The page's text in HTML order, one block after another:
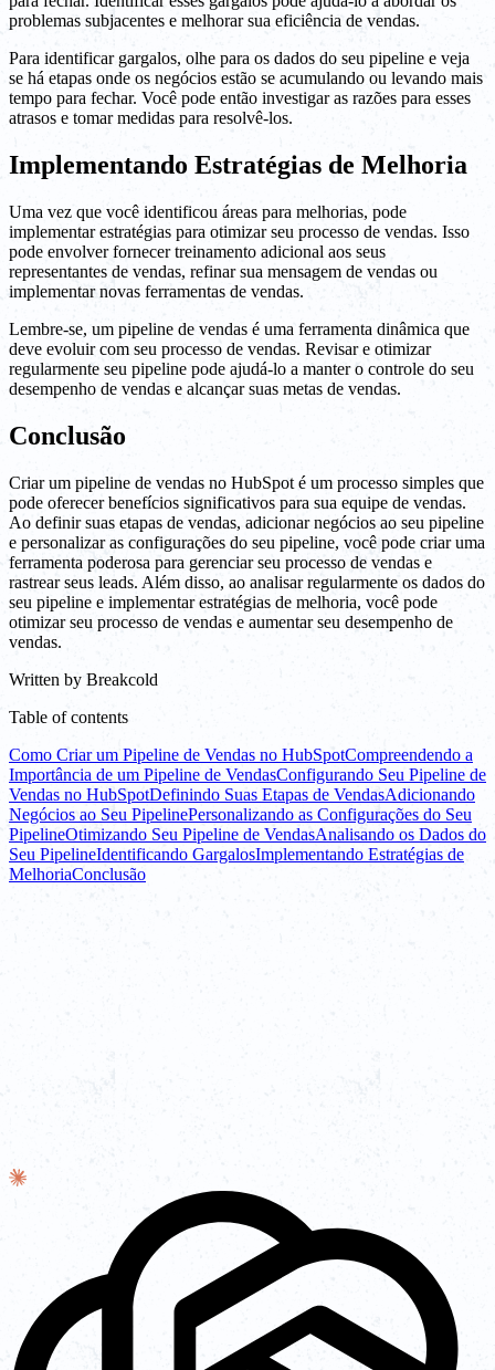
problemas subjacentes e melhorar sua eficiência de vendas.
Para identificar gargalos, olhe para os dados do seu pipeline e veja
se há etapas onde os negócios estão se acumulando ou levando mais
tempo para fechar. Você pode então investigar as razões para esses
atrasos e tomar medidas para resolvê-los.
Implementando Estratégias de Melhoria
Uma vez que você identificou áreas para melhorias, pode
implementar estratégias para otimizar seu processo de vendas. Isso
pode envolver fornecer treinamento adicional aos seus
representantes de vendas, refinar sua mensagem de vendas ou
implementar novas ferramentas de vendas.
Lembre-se, um pipeline de vendas é uma ferramenta dinâmica que
deve evoluir com seu processo de vendas. Revisar e otimizar
regularmente seu pipeline pode ajudá-lo a manter o controle do seu
desempenho de vendas e alcançar suas metas de vendas.
Conclusão
Criar um pipeline de vendas no HubSpot é um processo simples que
pode oferecer benefícios significativos para sua equipe de vendas.
Ao definir suas etapas de vendas, adicionar negócios ao seu pipeline
e personalizar as configurações do seu pipeline, você pode criar uma
ferramenta poderosa para gerenciar seu processo de vendas e
rastrear seus leads. Além disso, ao analisar regularmente os dados do
seu pipeline e implementar estratégias de melhoria, você pode
otimizar seu processo de vendas e aumentar seu desempenho de
vendas.
Written by Breakcold
Table of contents
Como Criar um Pipeline de Vendas no HubSpotCompreendendo a
Importância de um Pipeline de VendasConfigurando Seu Pipeline de
Vendas no HubSpotDefinindo Suas Etapas de VendasAdicionando
Negócios ao Seu PipelinePersonalizando as Configurações do Seu
PipelineOtimizando Seu Pipeline de VendasAnalisando os Dados do
Seu PipelineIdentificando GargalosImplementando Estratégias de
MelhoriaConclusão